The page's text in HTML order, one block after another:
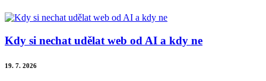
Kdy si nechat udělat web od AI a kdy ne
19. 7. 2026